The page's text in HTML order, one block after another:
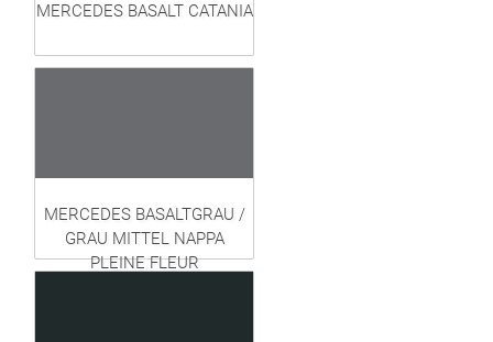
MERCEDES BASALT CATANIA
MERCEDES BASALTGRAU /
GRAU MITTEL NAPPA
PLEINE FLEUR